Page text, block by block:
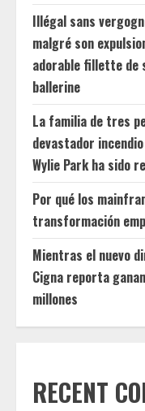
Illégal sans
malgré son
adorable fillette de
ballerine
La familia de tres
devastador
Wylie Park ha sido
Por qué los
transformación
Mientras el nuevo
Cigna reporta
millones
RECENT